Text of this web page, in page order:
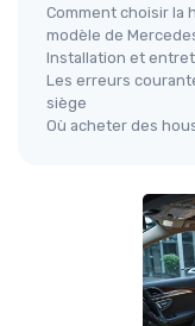
Comment choisir la
modèle de
Installation et
Les erreurs
siège
Où acheter des